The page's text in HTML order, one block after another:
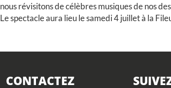
nous révisitons de célèbres musiques de nos
Le spectacle aura lieu le samedi 4 juillet à la
CONTACTEZ